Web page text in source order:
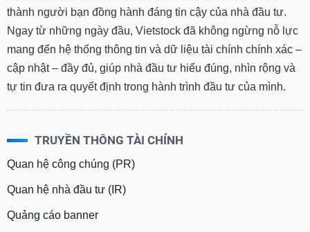
thành người bạn đồng hành đáng tin cậy của nhà đầu tư.
Ngay từ những ngày đầu, Vietstock đã không ngừng nỗ lực
mang đến hệ thống thông tin và dữ liệu tài chính chính xác –
cập nhật – đầy đủ, giúp nhà đầu tư hiểu đúng, nhìn rộng và
tự tin đưa ra quyết định trong hành trình đầu tư của mình.
TRUYỀN THÔNG TÀI CHÍNH
Quan hệ công chúng (PR)
Quan hệ nhà đầu tư (IR)
Quảng cáo banner